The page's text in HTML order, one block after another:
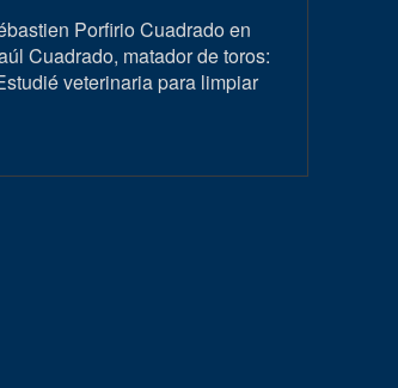
Porfirio Cuadrado en
Cuadrado, matador de toros:
veterinaria para limpiar